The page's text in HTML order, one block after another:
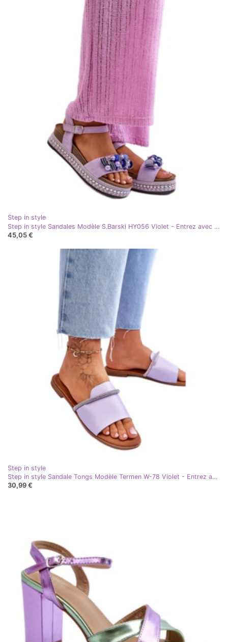
Step in style
Step in style Sandales Modèle S.Barski HY056 Violet - Entrez avec style
45,05 €
Step in style
Step in style Sandale Tongs Modèle Termen W-78 Violet - Entrez avec style
30,99 €